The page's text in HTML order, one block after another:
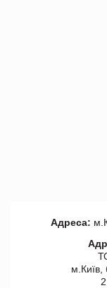
Адреса:
м.Київ,